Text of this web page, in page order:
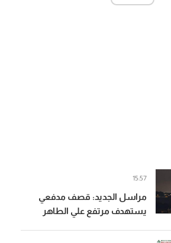
مراسل الجديد: قصف مدفعي
يستهدف مرتفع علي الطاهر
15:57